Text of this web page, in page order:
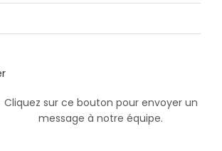
Cliquez sur ce bouton pour envoyer un
message à notre équipe.